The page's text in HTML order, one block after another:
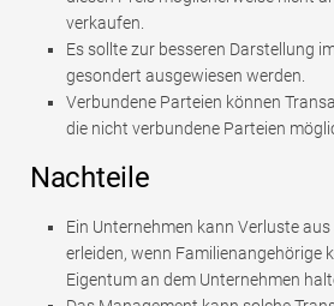
verkaufen.
Es sollte zur besseren Darstellung
gesondert ausgewiesen werden.
Verbundene Parteien können
die nicht verbundene Parteien
Nachteile
Ein Unternehmen kann Verluste
erleiden, wenn Familienangehörige
Eigentum an dem Unternehmen